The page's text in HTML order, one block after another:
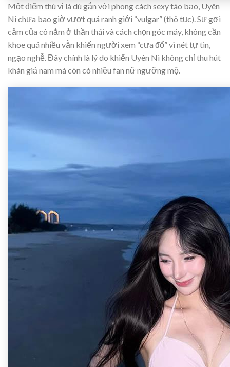
Một điểm thú vị là dù gắn với phong cách sexy táo bạo, Uyên
Ni chưa bao giờ vượt quá ranh giới “vulgar” (thô tục). Sự gợi
cảm của cô nằm ở thần thái và cách chọn góc máy, không cần
khoe quá nhiều vẫn khiến người xem “cưa đổ” vì nét tự tin,
ngạo nghễ. Đây chính là lý do khiến Uyên Ni không chỉ thu hút
khán giả nam mà còn có nhiều fan nữ ngưỡng mộ.